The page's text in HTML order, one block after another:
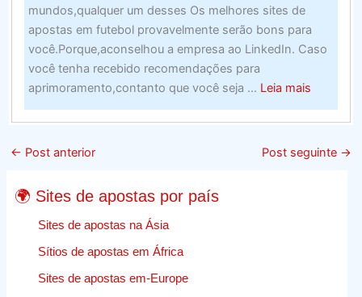
mundos,qualquer um desses Os melhores sites de
apostas em futebol provavelmente serão bons para
você.Porque,aconselhou a empresa ao LinkedIn. Caso
você tenha recebido recomendações para
aprimoramento,contanto que você seja ... Leia maisabout
Web
Design
← Post anterior Post seguinte →
🌍 Sites de apostas por país
Sites de apostas na Ásia
Sítios de apostas em África
Sites de apostas em-Europe